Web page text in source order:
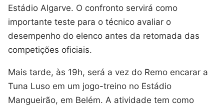
Estádio Algarve. O confronto servirá como
importante teste para o técnico avaliar o
desempenho do elenco antes da retomada das
competições oficiais.
Mais tarde, às 19h, será a vez do Remo encarar a
Tuna Luso em um jogo-treino no Estádio
Mangueirão, em Belém. A atividade tem como